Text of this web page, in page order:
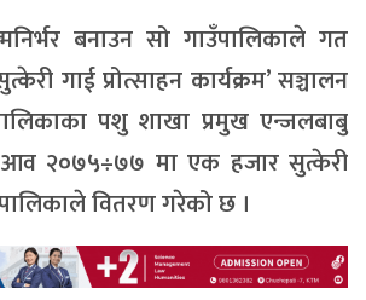
बनाउन सो गाउँपालिकाले गत
गाई प्रोत्साहन कार्यक्रम’ सञ्चालन
पशु शाखा प्रमुख एन्जलबाबु
आव २०७५÷७७ मा एक हजार सुत्केरी
वितरण गरेको छ ।